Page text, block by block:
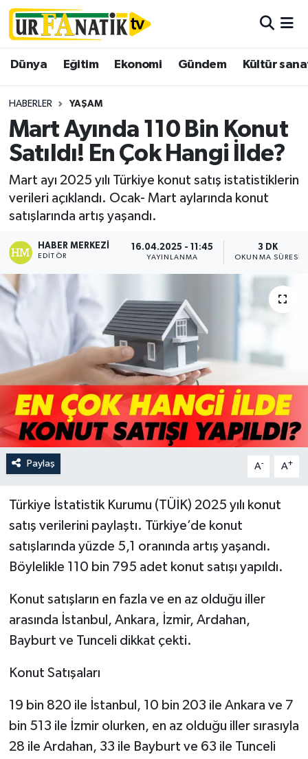
Dünya Eğitim Ekonomi Gündem Kültür
HABERLER YAŞAM
Mart Ayında 110 Bin Konut
Satıldı! En Çok Hangi İlde?
Mart ayı 2025 yılı Türkiye konut satış istatistiklerin
verileri açıklandı. Ocak- Mart aylarında konut
satışlarında artış yaşandı.
HABER MERKEZI
EDITÖR
16.04.2025 - 11:45
YAYINLANMA
3 DK
OKUNMA SÜRESI
Paylaş A- A+
Türkiye İstatistik Kurumu (TÜİK) 2025 yılı konut
satış verilerini paylaştı. Türkiye’de konut
satışlarında yüzde 5,1 oranında artış yaşandı.
Böylelikle 110 bin 795 adet konut satışı yapıldı.
Konut satışların en fazla ve en az olduğu iller
arasında İstanbul, Ankara, İzmir, Ardahan,
Bayburt ve Tunceli dikkat çekti.
Konut Satışaları
19 bin 820 ile İstanbul, 10 bin 203 ile Ankara ve 7
bin 513 ile İzmir olurken, en az olduğu iller sırasıyla
28 ile Ardahan, 33 ile Bayburt ve 63 ile Tunceli
Trafik Durumu
Süper Lig Puan Durumu ve Fikstür
Tüm Manşetler
Son Dakika Haberleri